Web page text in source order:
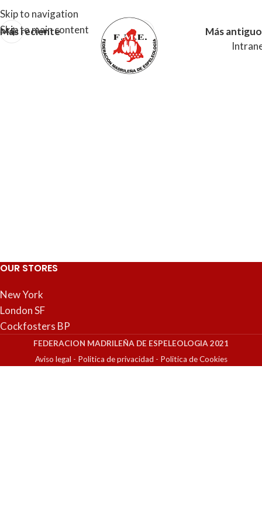
Skip to navigation
Skip to main content
MENU
Más reciente Más antiguo
OUR STORES
New York
London SF
Cockfosters BP
FEDERACION MADRILEÑA DE ESPELEOLOGIA 2021
Aviso legal - Politica de privacidad - Politica de Cookies